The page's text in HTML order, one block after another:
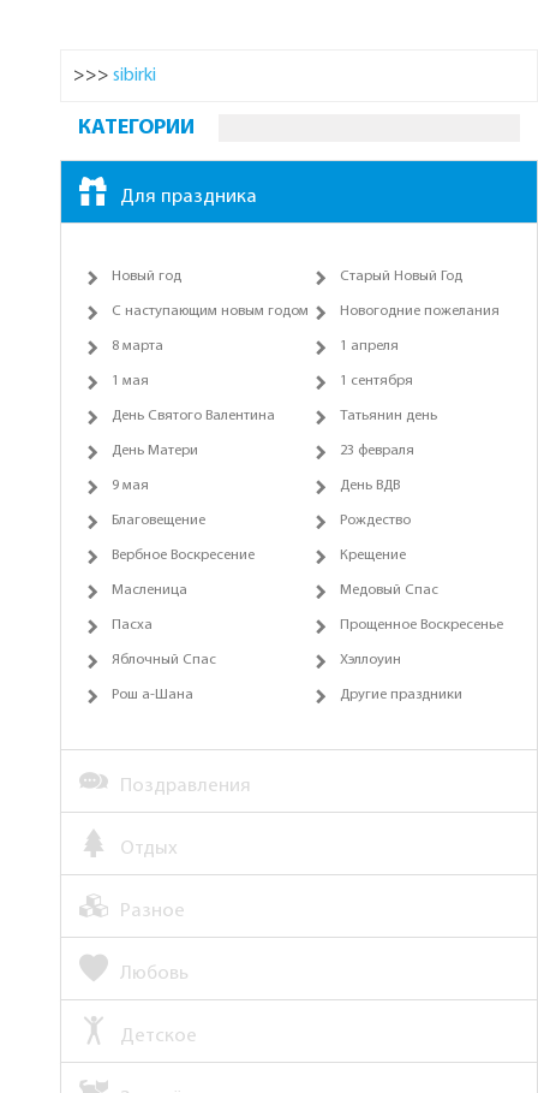
>>> sibirki
КАТЕГОРИИ
Для праздника
Новый год Старый Новый Год
С наступающим новым годом Новогодние пожелания
8 марта 1 апреля
1 мая 1 сентября
День Святого Валентина Татьянин день
День Матери 23 февраля
9 мая День ВДВ
Благовещение Рождество
Вербное Воскресение Крещение
Масленица Медовый Спас
Пасха Прощенное Воскресенье
Яблочный Спас Хэллоуин
Рош а-Шана Другие праздники
Поздравления
Отдых
Разное
Любовь
Детское